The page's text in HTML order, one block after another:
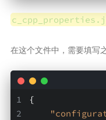
在这个文件中，需要填写
{